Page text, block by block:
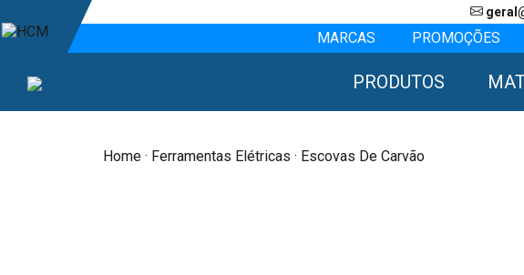
MARCAS
PROMOÇÕES
PRODUTOS
Home· Ferramentas Elétricas · Escovas De Carvão